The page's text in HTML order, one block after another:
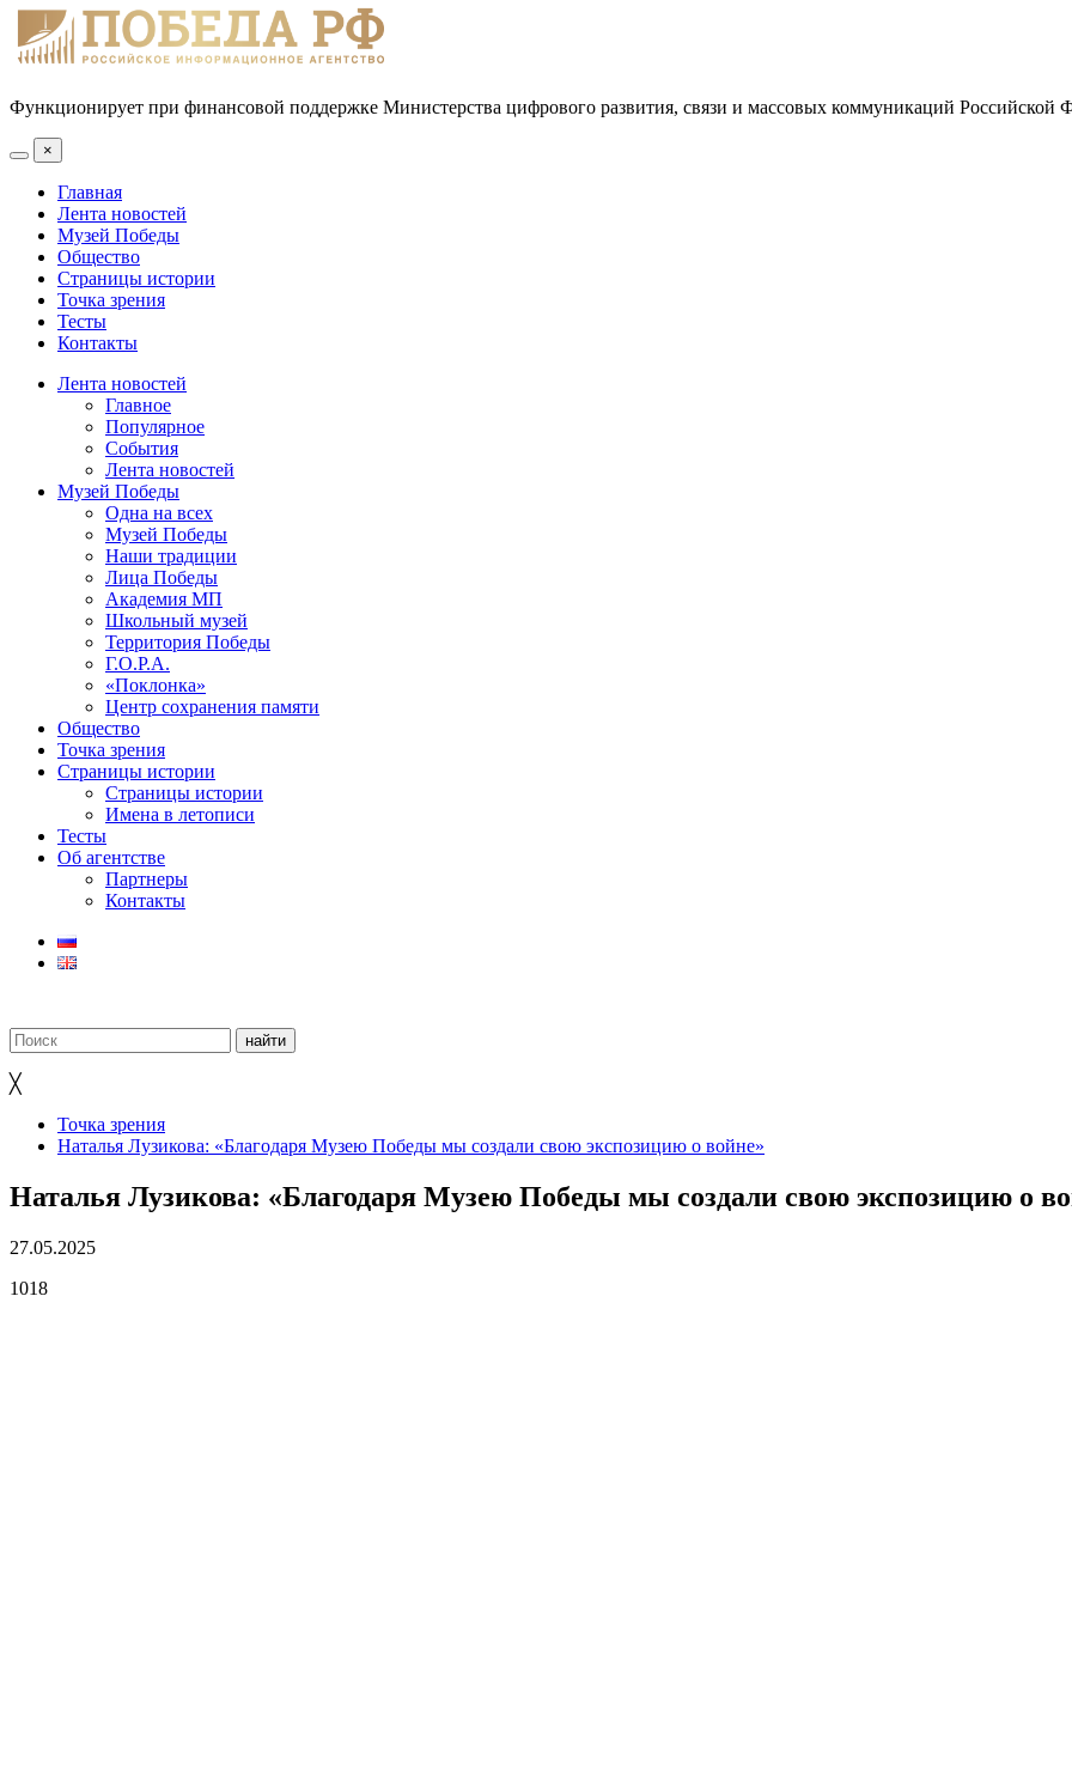
Функционирует при финансовой поддержке Министерства цифрового развития, связи и массовых коммуникаций Российской
×
Главная
Лента новостей
Музей Победы
Общество
Страницы истории
Точка зрения
Тесты
Контакты
Лента новостей
Главное
Популярное
События
Лента новостей
Музей Победы
Одна на всех
Музей Победы
Наши традиции
Лица Победы
Академия МП
Школьный музей
Территория Победы
Г.О.Р.А.
«Поклонка»
Центр сохранения памяти
Общество
Точка зрения
Страницы истории
Страницы истории
Имена в летописи
Тесты
Об агентстве
Партнеры
Контакты
╳
Точка зрения
Наталья Лузикова: «Благодаря Музею Победы мы создали свою экспозицию о войне»
Наталья Лузикова: «Благодаря Музею Победы мы создали свою экспозицию о
27.05.2025
1018